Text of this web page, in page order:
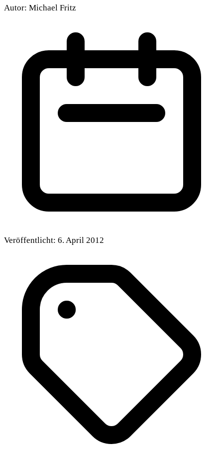
Autor: Michael Fritz
Veröffentlicht: 6. April 2012